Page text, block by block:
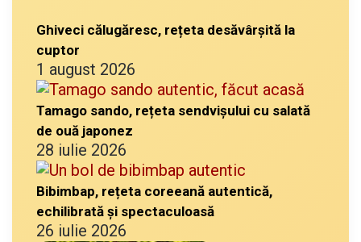
Ghiveci călugăresc, rețeta desăvârșită la
cuptor
1 august 2026
Tamago sando, rețeta sendvișului cu salată
de ouă japonez
28 iulie 2026
Bibimbap, rețeta coreeană autentică,
echilibrată și spectaculoasă
26 iulie 2026